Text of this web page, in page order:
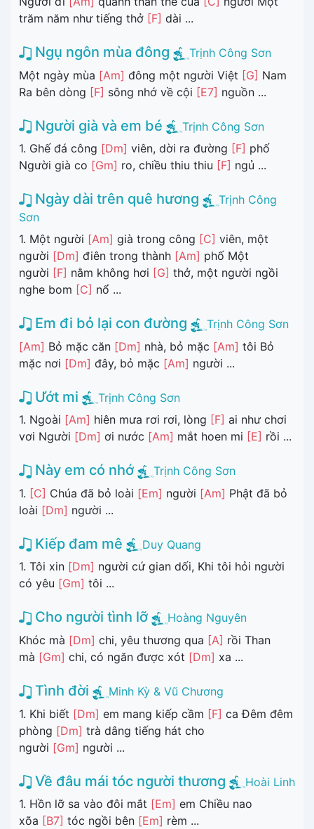
trăm năm như tiếng thở [F] dài ...
Ngụ ngôn mùa đông
Trịnh Công Sơn
Một ngày mùa [Am] đông một người Việt [G] Nam
Ra bên dòng [F] sông nhớ về cội [E7] nguồn ...
Người già và em bé
Trịnh Công Sơn
1. Ghế đá công [Dm] viên, dời ra đường [F] phố
Người già co [Gm] ro, chiều thiu thiu [F] ngủ ...
Ngày dài trên quê hương
Trịnh Công
Sơn
1. Một người [Am] già trong công [C] viên, một
người [Dm] điên trong thành [Am] phố Một
người [F] nằm không hơi [G] thở, một người ngồi
nghe bom [C] nổ ...
Em đi bỏ lại con đường
Trịnh Công Sơn
[Am] Bỏ mặc căn [Dm] nhà, bỏ mặc [Am] tôi Bỏ
mặc nơi [Dm] đây, bỏ mặc [Am] người ...
Ướt mi
Trịnh Công Sơn
1. Ngoài [Am] hiên mưa rơi rơi, lòng [F] ai như chơi
vơi Người [Dm] ơi nước [Am] mắt hoen mi [E] rồi ...
Này em có nhớ
Trịnh Công Sơn
1. [C] Chúa đã bỏ loài [Em] người [Am] Phật đã bỏ
loài [Dm] người ...
Kiếp đam mê
Duy Quang
1. Tôi xin [Dm] người cứ gian dối, Khi tôi hỏi người
có yêu [Gm] tôi ...
Cho người tình lỡ
Hoàng Nguyên
Khóc mà [Dm] chi, yêu thương qua [A] rồi Than
mà [Gm] chi, có ngăn được xót [Dm] xa ...
Tình đời
Minh Kỳ & Vũ Chương
1. Khi biết [Dm] em mang kiếp cầm [F] ca Đêm đêm
phòng [Dm] trà dâng tiếng hát cho
người [Gm] người ...
Về đâu mái tóc người thương
Hoài Linh
1. Hồn lỡ sa vào đôi mắt [Em] em Chiều nao
xõa [B7] tóc ngồi bên [Em] rèm ...